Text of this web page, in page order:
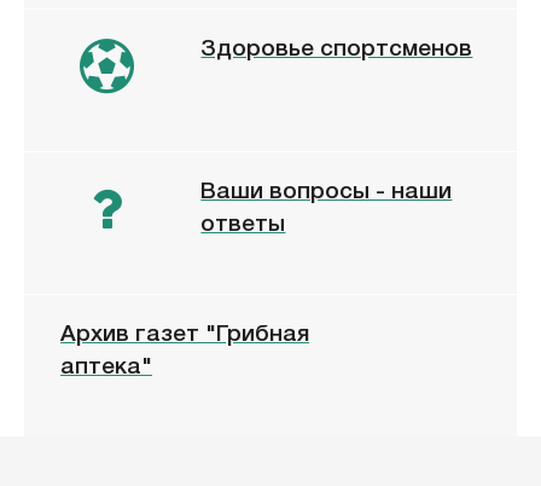
Здоровье спортсменов
Ваши вопросы - наши
ответы
Архив газет "Грибная
аптека"